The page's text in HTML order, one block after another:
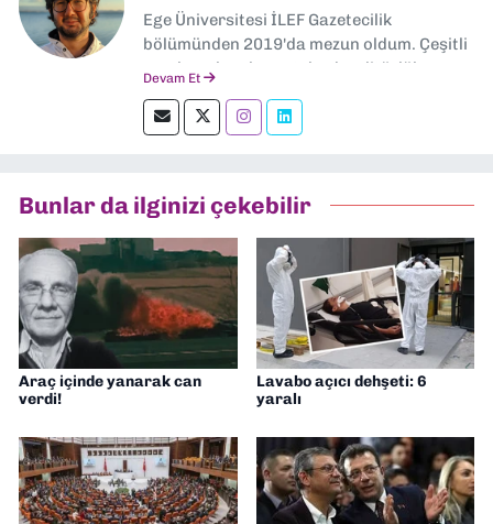
Ege Üniversitesi İLEF Gazetecilik
bölümünden 2019'da mezun oldum. Çeşitli
yerel ve ulusal gazetelerde editörlük,
okumayı severim.
Devam Et
Bunlar da ilginizi çekebilir
Araç içinde yanarak can
verdi!
Lavabo açıcı dehşeti: 6
yaralı